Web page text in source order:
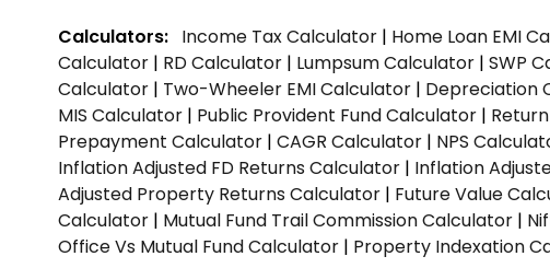
Calculators: Income Tax Calculator | Home Loan EMI
Calculator | RD Calculator | Lumpsum Calculator | SWP
Calculator | Two-Wheeler EMI Calculator | Depreciation
MIS Calculator | Public Provident Fund Calculator |
Prepayment Calculator | CAGR Calculator | NPS
Inflation Adjusted FD Returns Calculator | Inflation
Adjusted Property Returns Calculator | Future Value
Calculator | Mutual Fund Trail Commission Calculator |
Office Vs Mutual Fund Calculator | Property Indexation